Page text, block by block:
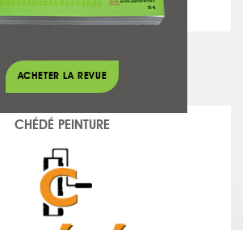
Chauffage - Climatisation
CHÉDÉ PEINTURE
ACHETER LA REVUE